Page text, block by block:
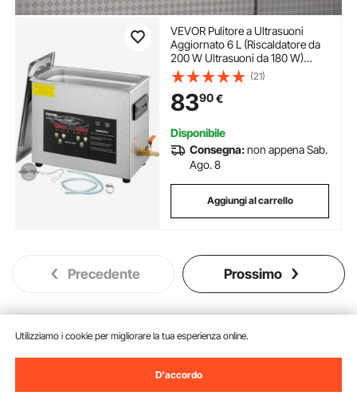
VEVOR Pulitore a Ultrasuoni
Aggiornato 6 L (Riscaldatore da
200 W Ultrasuoni da 180 W)
Pulitore di Parti a Ultrasuoni da
Laboratorio Digitale con
Temporizzatore per Pulizia di
Strumenti di Gioielli
(21)
8390€
Disponibile
Consegna:non appena Sab.
Ago. 8
Aggiungi al carrello
Precedente Prossimo
Potrebbe piacerti anche
Nuovo
Utilizziamo i cookie per migliorare la tua esperienza online.
D'accordo